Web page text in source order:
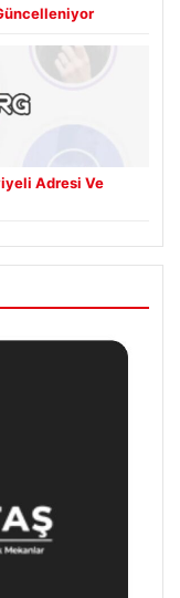
Adresi Ve